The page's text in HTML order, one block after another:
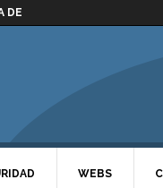
DE
WEBS